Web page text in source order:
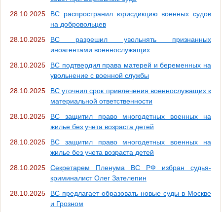
28.10.2025
ВС распространил юрисдикцию военных судов
на добровольцев
28.10.2025
ВС разрешил увольнять признанных
иноагентами военнослужащих
28.10.2025
ВС подтвердил права матерей и беременных на
увольнение с военной службы
28.10.2025
ВС уточнил срок привлечения военнослужащих к
материальной ответственности
28.10.2025
ВС защитил право многодетных военных на
жилье без учета возраста детей
28.10.2025
ВС защитил право многодетных военных на
жилье без учета возраста детей
28.10.2025
Секретарем Пленума ВС РФ избран судья-
криминалист Олег Зателепин
28.10.2025
ВС предлагает образовать новые суды в Москве
и Грозном